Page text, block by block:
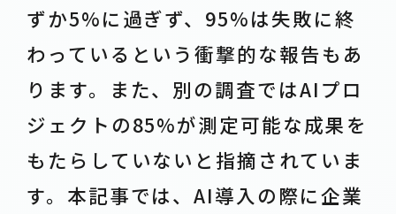
ずか5%に過ぎず、95%は失敗に終
わっているという衝撃的な報告もあ
ります。また、別の調査ではAIプロ
ジェクトの85%が測定可能な成果を
もたらしていないと指摘されていま
す。本記事では、AI導入の際に企業